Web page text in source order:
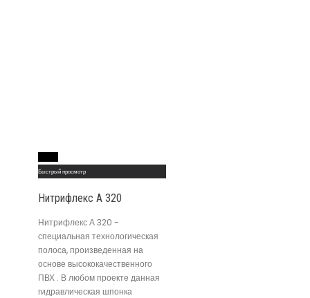
Быстрый просмотр
Нитрифлекс А 320
Нитрифлекс А 320 -
специальная технологическая
полоса, произведенная на
основе высококачественного
ПВХ . В любом проекте данная
гидравлическая шпонка